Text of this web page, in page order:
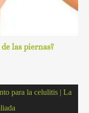
las piernas?